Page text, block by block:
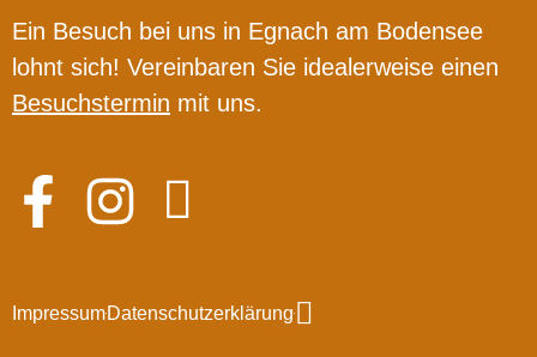
Ein Besuch bei uns in Egnach am Bodensee
lohnt sich! Vereinbaren Sie idealerweise einen
Besuchstermin mit uns.
ImpressumDatenschutzerklärung